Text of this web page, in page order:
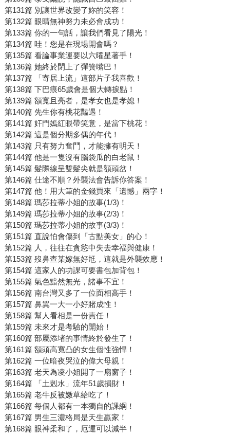
第131篇 別讓世界改變了妳的笑容！
第132篇 眼睛無神努力未必會成功！
第133篇 你的一句話，讓我們看見了陽光！
第134篇 哇！您是在現場開會嗎？
第135篇 看論事業運要以六曜星著手！
第136篇 她終於閉上了彈簧嘴巴！
第137篇 「寄居上流」這部片子我喜歡！
第138篇 下巴痕65歲會是個大轉捩點！
第139篇 額寬且亮者，是孝女也是孝媳！
第140篇 先生你有桃花豔遇！
第141篇 奸門嫣紅眼帶笑意，是當下桃花！
第142篇 這是個分期多偶的年代！
第143篇 只有努力奮鬥，才能擁有明天！
第144篇 他是一隻沒有腦袋瓜的白老鼠！
第145篇 髮際線呈雙髮尖就是額頭岔！
第146篇 仕途不順？外襲法會告訴你答案！
第147篇 他！用大筆的金錢買來「遺憾」兩字！
第148篇 瑪莎拉蒂小姐的故事(1/3)！
第149篇 瑪莎拉蒂小姐的故事(2/3)！
第150篇 瑪莎拉蒂小姐的故事(3/3)！
第151篇 直說怕會傷到「古點美女」的心！
第152篇 人，往往在貪慾中失去幸福與健康！
第153篇 歿鼻查某嫁無好尪，這就是外襲效應！
第154篇 這家人的功課可要書包加背包！
第155篇 氣色黯然無光，諸事不宜！
第156篇 南台灣又多了一位面相高手！
第157篇 鼻翼一大一小好賭成性！
第158篇 幫人看相是一份責任！
第159篇 未來才是考驗的開始！
第160篇 部屬添堵的事情終於發生了！
第161篇 額頭高寬凸的女生個性強悍！
第162篇 一位暗夜哭泣的偉大母親！
第163篇 老天為凌小姐開了一扇窗子！
第164篇 「土剋水」流年51歲損財！
第165篇 老牛反被嫩草給吃了！
第166篇 每個人都有一本獨自的課綱！
第167篇 男生三濃格局是天生贏家！
第168篇 眼神柔和了，厄運可以減半！